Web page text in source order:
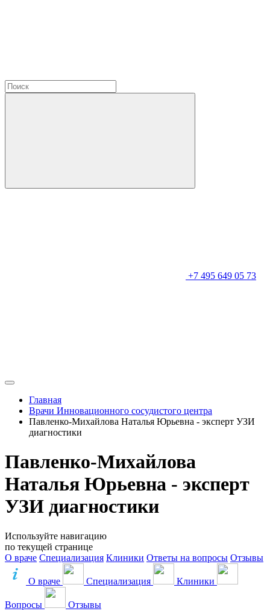
+7 495 649 05 73
Главная
Врачи Инновационного сосудистого центра
Павленко-Михайлова Наталья Юрьевна - эксперт УЗИ
диагностики
Павленко-Михайлова
Наталья Юрьевна - эксперт
УЗИ диагностики
Используйте навигацию
по текущей странице
О враче Специализация Клиники Ответы на вопросы Отзывы
О враче Специализация Клиники
Вопросы
Отзывы